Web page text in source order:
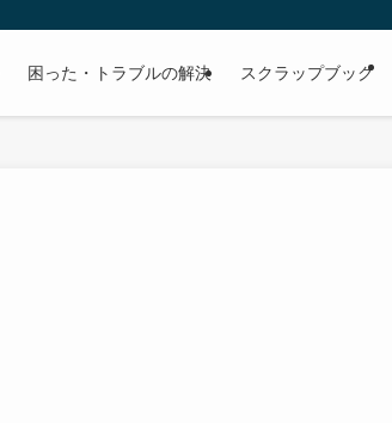
困った・トラブルの解決 スクラップブック